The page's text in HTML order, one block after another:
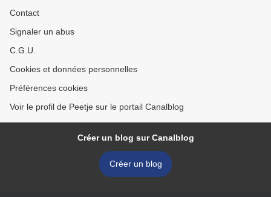
Contact
Signaler un abus
C.G.U.
Cookies et données personnelles
Préférences cookies
Voir le profil de Peetje sur le portail Canalblog
Créer un blog sur Canalblog
Créer un blog